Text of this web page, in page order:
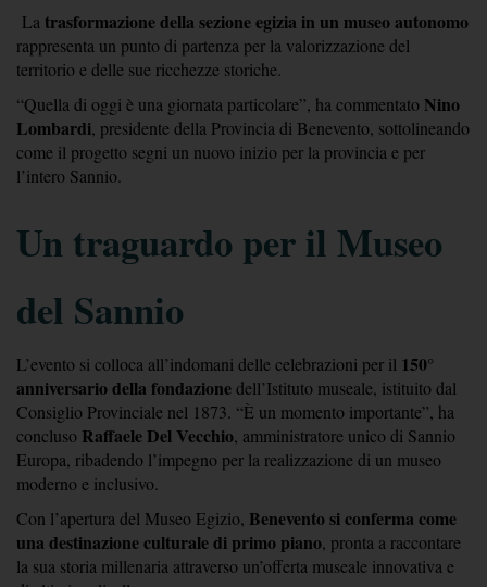
La trasformazione della sezione egizia in un museo autonomo
rappresenta un punto di partenza per la valorizzazione del
territorio e delle sue ricchezze storiche.
“Quella di oggi è una giornata particolare”, ha commentato Nino
Lombardi, presidente della Provincia di Benevento, sottolineando
come il progetto segni un nuovo inizio per la provincia e per
l’intero Sannio.
Un traguardo per il Museo
del Sannio
L’evento si colloca all’indomani delle celebrazioni per il 150°
anniversario della fondazione dell’Istituto museale, istituito dal
Consiglio Provinciale nel 1873. “È un momento importante”, ha
concluso Raffaele Del Vecchio, amministratore unico di Sannio
Europa, ribadendo l’impegno per la realizzazione di un museo
moderno e inclusivo.
Con l’apertura del Museo Egizio, Benevento si conferma come
una destinazione culturale di primo piano, pronta a raccontare
la sua storia millenaria attraverso un’offerta museale innovativa e